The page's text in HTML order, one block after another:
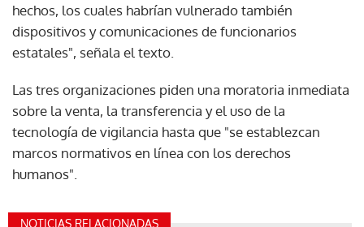
hechos, los cuales habrían vulnerado también
dispositivos y comunicaciones de funcionarios
estatales", señala el texto.
Las tres organizaciones piden una moratoria inmediata
sobre la venta, la transferencia y el uso de la
tecnología de vigilancia hasta que "se establezcan
marcos normativos en línea con los derechos
humanos".
NOTICIAS RELACIONADAS